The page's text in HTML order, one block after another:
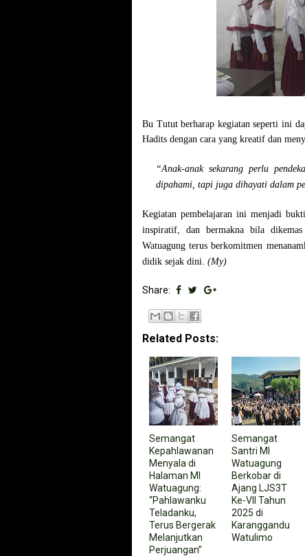
Bu Tutut berharap kegiatan seperti ini
Hadits dengan cara yang kreatif dan
“Anak-anak sekarang perlu
dipahami, tapi juga dihayati dalam
Kegiatan pembelajaran ini menjadi
inspiratif, dan bermaknabila dikemas
Watuagung terus berkomitmen
didik sejak dini. (My)
Share:
Related Posts:
Semangat
Kepahlawanan
Menyala di
Halaman MI
Watuagung:
“Pahlawanku
Teladanku,
Terus Bergerak
Melanjutkan
Perjuangan”
Semangat
Santri MI
Watuagung
Berkobar di
Ajang LJS3T
Ke-VII Tahun
2025 di
Karanggandu
Watulimo